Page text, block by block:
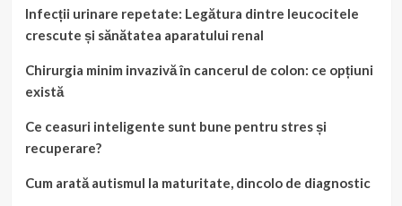
Infecții urinare repetate: Legătura dintre leucocitele
crescute și sănătatea aparatului renal
Chirurgia minim invazivă în cancerul de colon: ce opțiuni
există
Ce ceasuri inteligente sunt bune pentru stres și
recuperare?
Cum arată autismul la maturitate, dincolo de diagnostic